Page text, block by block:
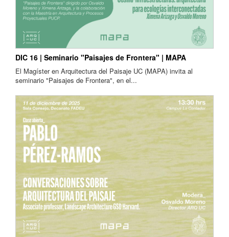
DIC 16 | Seminario "Paisajes de Frontera" | MAPA
El Magíster en Arquitectura del Paisaje UC (MAPA) invita al
seminario "Paisajes de Frontera", en el...